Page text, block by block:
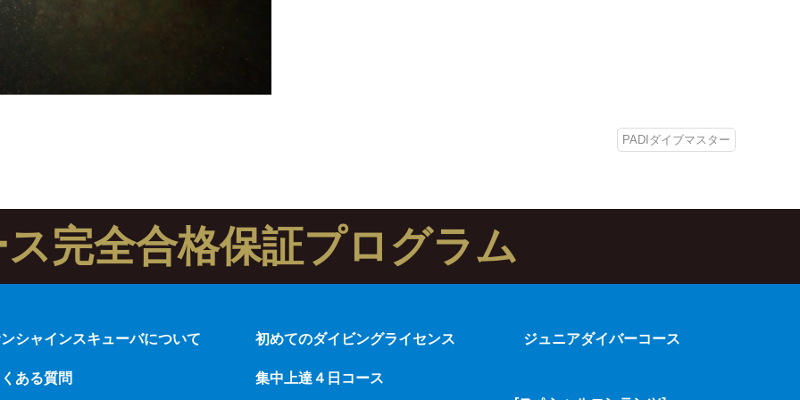
PADIダイブマスター
完全合格保証プログラム
シャインスキューバについて
ある質問
初めてのダイビングライセンス
集中上達４日コース
ジュニアダイバーコース